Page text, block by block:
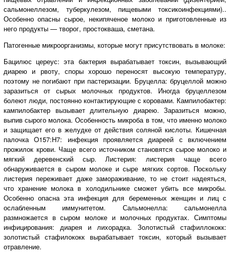
сальмонеллезом, туберкулезом, пищевыми токсикоинфекциями)..
Особенно опасны сырое, некипяченое молоко и приготовленные из
него продукты — творог, простокваша, сметана.
Патогенные микроорганизмы, которые могут присутствовать в молоке:
Бацилюс цереус: эта бактерия вырабатывает токсин, вызывающий
диарею и рвоту, споры хорошо переносят высокую температуру,
поэтому не погибают при пастеризации. Бруцелла: бруцеллой можно
заразиться от сырых молочных продуктов. Иногда бруцеллезом
болеют люди, постоянно контактирующие с коровами. Кампилобактер:
кампилобактер вызывает длительную диарею. Заразиться можно,
выпив сырого молока. Особенность микроба в том, что именно молоко
и защищает его в желудке от действия соляной кислоты. Кишечная
палочка O157:H7: инфекция проявляется диареей с включением
прожилок крови. Чаще всего источником становятся сырое молоко и
мягкий деревенский сыр. Листерия: листерия чаще всего
обнаруживается в сыром молоке и сыре мягких сортов. Поскольку
листерия переживает даже замораживание, то не стоит надеяться,
что хранение молока в холодильнике сможет убить все микробы.
Особенно опасна эта инфекция для беременных женщин и лиц с
ослабленным иммунитетом. Сальмонелла: сальмонелла
размножается в сыром молоке и молочных продуктах. Симптомы
инфицирования: диарея и лихорадка. Золотистый стафиллококк:
золотистый стафилококк вырабатывает токсин, который вызывает
отравление.